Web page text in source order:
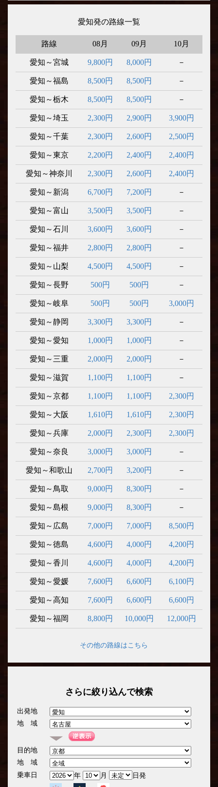
愛知発の路線一覧
路線 08月 09月 10月
愛知～宮城 9,800円 8,000円 －
愛知～福島 8,500円 8,500円 －
愛知～栃木 8,500円 8,500円 －
愛知～埼玉 2,300円 2,900円 3,900円
愛知～千葉 2,300円 2,600円 2,500円
愛知～東京 2,200円 2,400円 2,400円
愛知～神奈川 2,300円 2,600円 2,400円
愛知～新潟 6,700円 7,200円 －
愛知～富山 3,500円 3,500円 －
愛知～石川 3,600円 3,600円 －
愛知～福井 2,800円 2,800円 －
愛知～山梨 4,500円 4,500円 －
愛知～長野 500円 500円 －
愛知～岐阜 500円 500円 3,000円
愛知～静岡 3,300円 3,300円 －
愛知～愛知 1,000円 1,000円 －
愛知～三重 2,000円 2,000円 －
愛知～滋賀 1,100円 1,100円 －
愛知～京都 1,100円 1,100円 2,300円
愛知～大阪 1,610円 1,610円 2,300円
愛知～兵庫 2,000円 2,300円 2,300円
愛知～奈良 3,000円 3,000円 －
愛知～和歌山 2,700円 3,200円 －
愛知～鳥取 9,000円 8,300円 －
愛知～島根 9,000円 8,300円 －
愛知～広島 7,000円 7,000円 8,500円
愛知～徳島 4,600円 4,000円 4,200円
愛知～香川 4,600円 4,000円 4,200円
愛知～愛媛 7,600円 6,600円 6,100円
愛知～高知 7,600円 6,600円 6,600円
愛知～福岡 8,800円 10,000円 12,000円
その他の路線はこちら
さらに絞り込んで検索
出発地
地 域
目的地
地 域
乗車日
年 月 日発